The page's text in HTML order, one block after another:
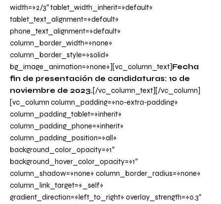
width=»2/3″ tablet_width_inherit=»default»
tablet_text_alignment=»default»
phone_text_alignment=»default»
column_border_width=»none»
column_border_style=»solid»
bg_image_animation=»none»][vc_column_text]Fecha
fin de presentación de candidaturas: 10 de
noviembre de 2023.[/vc_column_text][/vc_column]
[vc_column column_padding=»no-extra-padding»
column_padding_tablet=»inherit»
column_padding_phone=»inherit»
column_padding_position=»all»
background_color_opacity=»1″
background_hover_color_opacity=»1″
column_shadow=»none» column_border_radius=»none»
column_link_target=»_self»
gradient_direction=»left_to_right» overlay_strength=»0.3″